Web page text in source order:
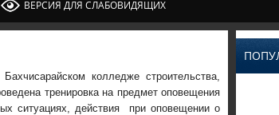
ВЕРСИЯ ДЛЯ СЛАБОВИДЯЩИХ
колледже строительства,
тренировка на предмет оповещения
ситуациях, действия при оповещении о